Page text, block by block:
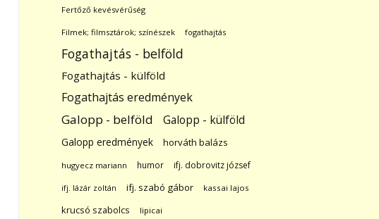
Fertőző kevésvérűség
Filmek; filmsztárok; színészek fogathajtás
Fogathajtás - belföld
Fogathajtás - külföld
Fogathajtás eredmények
Galopp - belföld Galopp - külföld
Galopp eredmények horváth balázs
hugyecz mariann humor ifj. dobrovitz józsef
ifj. lázár zoltán ifj. szabó gábor kassai lajos
krucsó szabolcs lipicai